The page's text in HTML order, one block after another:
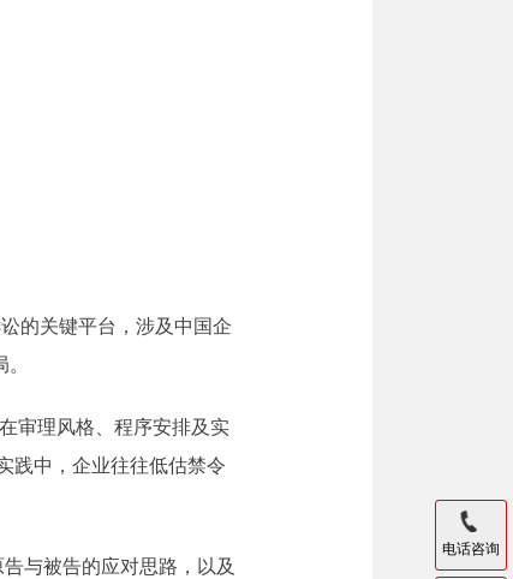
的关键平台，涉及中国企
审理风格、程序安排及实
践中，企业往往低估禁令
与被告的应对思路，以及
电话咨询